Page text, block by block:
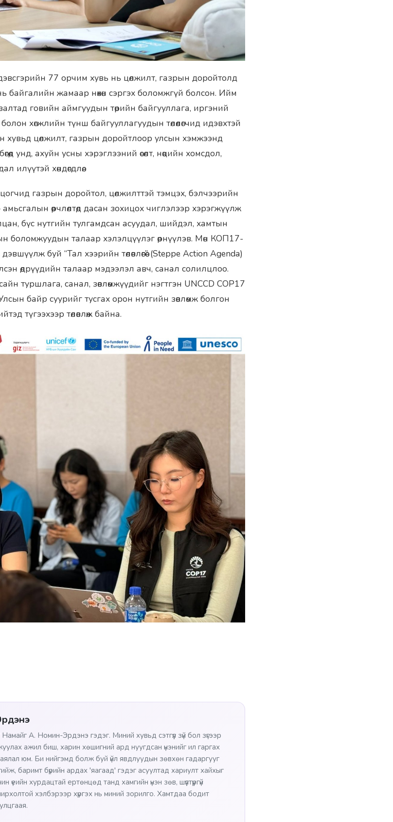
77 орчим хувь нь цөлжилт, газрын доройтолд
байгалийн жамаар нөхөн сэргэх боломжгүй болсон. Ийм
говийн аймгуудын төрийн байгууллага, иргэний
хөгжлийн түнш байгууллагуудын төлөөлөгчид идэвхтэй
хувьд цөлжилт, газрын доройтлоор улсын хэмжээнд
унд, ахуйн усны хэрэглээний өсөлт, нөөцийн хомсдол,
илүүтэй хөндөгдлөө.
газрын доройтол, цөлжилттэй тэмцэх, бэлчээрийн
өөрчлөлтөд дасан зохицох чиглэлээр хэрэгжүүлж
бүс нутгийн тулгамдсан асуудал, шийдэл, хамтын
боломжуудын талаар хэлэлцүүлэг өрнүүлэв. Мөн КОП17-
буй “Тал хээрийн төлөвлөгөө” (Steppe Action Agenda)
өдрүүдийн талаар мэдээлэл авч, санал солилцлоо.
сайн туршлага, санал, зөвлөмжүүдийг нэгтгэн UNCCD COP17
байр суурийг тусгах орон нутгийн зөвлөмж болгон
түгээхээр төлөвлөж байна.
А. Номин-Эрдэнэ гэдэг. Миний хувьд сэтгүүл зүй бол зүгээр
ажил биш, харин хөшигний ард нуугдсан үнэнийг ил гаргах
юм. Би нийгэмд болж буй үйл явдлуудын зөвхөн гадаргууг
баримт бүрийн ардах 'яагаад' гэдэг асуултад хариулт хайхыг
үеийн хурдацтай ертөнцөд танд хамгийн үнэн зөв, шүүлтүүргүй
хэлбэрээр хүргэх нь миний зорилго. Хамтдаа бодит